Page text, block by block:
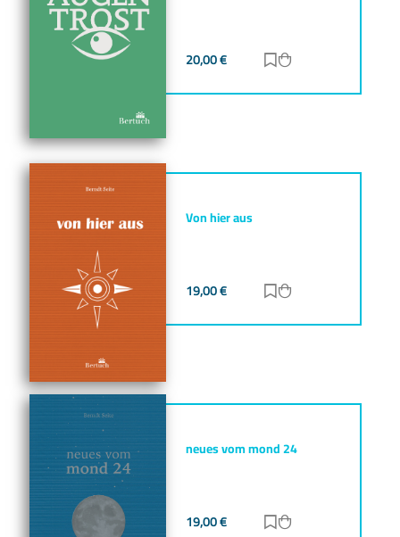
20,00€ Zur Merkliste
Von hier aus
19,00€ Zur Merkliste
neues vom mond 24
19,00€ Zur Merkliste